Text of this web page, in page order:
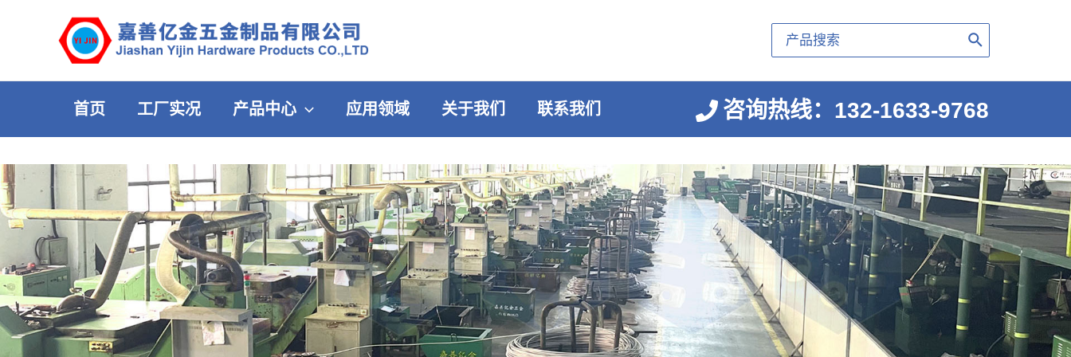
容
Search
for:
首页 工厂实况 产品中心 应用领域 关于我们 联系我们 咨询热线：132-1633-9768